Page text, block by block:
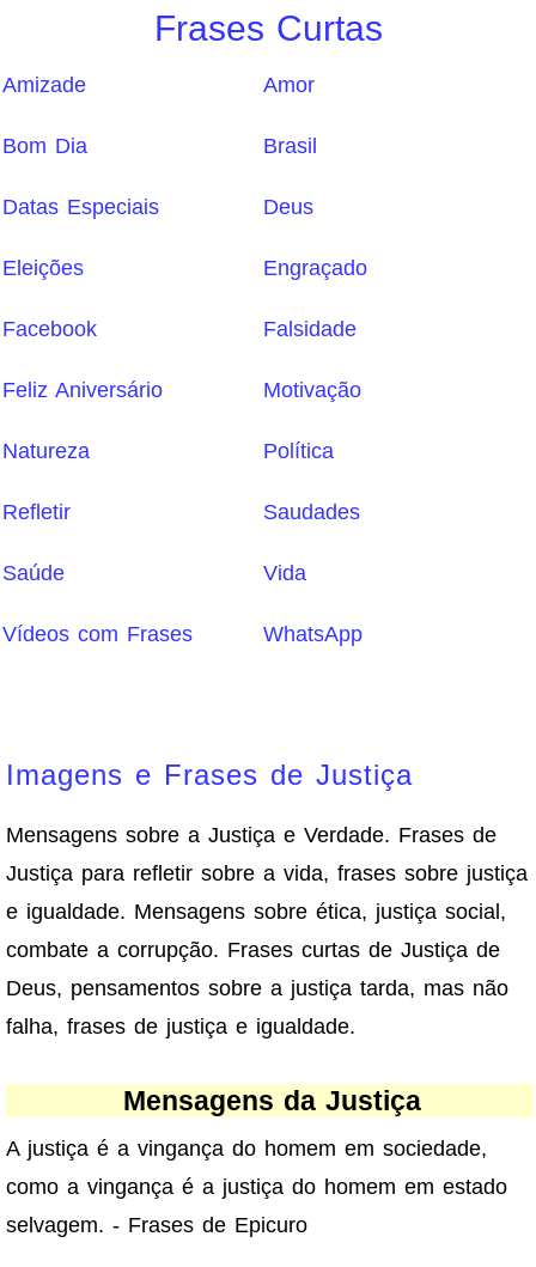
Frases Curtas
Amizade Amor
Bom Dia Brasil
Datas Especiais Deus
Eleições Engraçado
Facebook Falsidade
Feliz Aniversário Motivação
Natureza Política
Refletir Saudades
Saúde Vida
Vídeos com Frases WhatsApp
Imagens e Frases de Justiça
Mensagens sobre a Justiça e Verdade. Frases de
Justiça para refletir sobre a vida, frases sobre justiça
e igualdade. Mensagens sobre ética, justiça social,
combate a corrupção. Frases curtas de Justiça de
Deus, pensamentos sobre a justiça tarda, mas não
falha, frases de justiça e igualdade.
Mensagens da Justiça
A justiça é a vingança do homem em sociedade,
como a vingança é a justiça do homem em estado
selvagem. - Frases de Epicuro